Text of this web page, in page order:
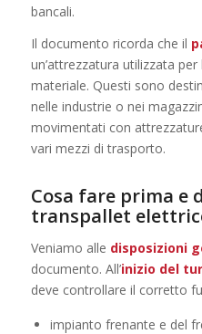
bancali.
Il documento ricorda che il
un’attrezzatura utilizzata per
materiale. Questi sono
nelle industrie o nei
movimentati con
vari mezzi di trasporto.
Cosa fare prima e
transpallet
Veniamo alle disposizioni
documento. All’inizio del
deve controllare il corretto
impianto frenante e del